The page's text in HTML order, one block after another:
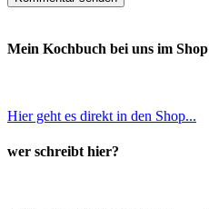
Mein Kochbuch bei uns im Shop
Hier geht es direkt in den Shop...
wer schreibt hier?